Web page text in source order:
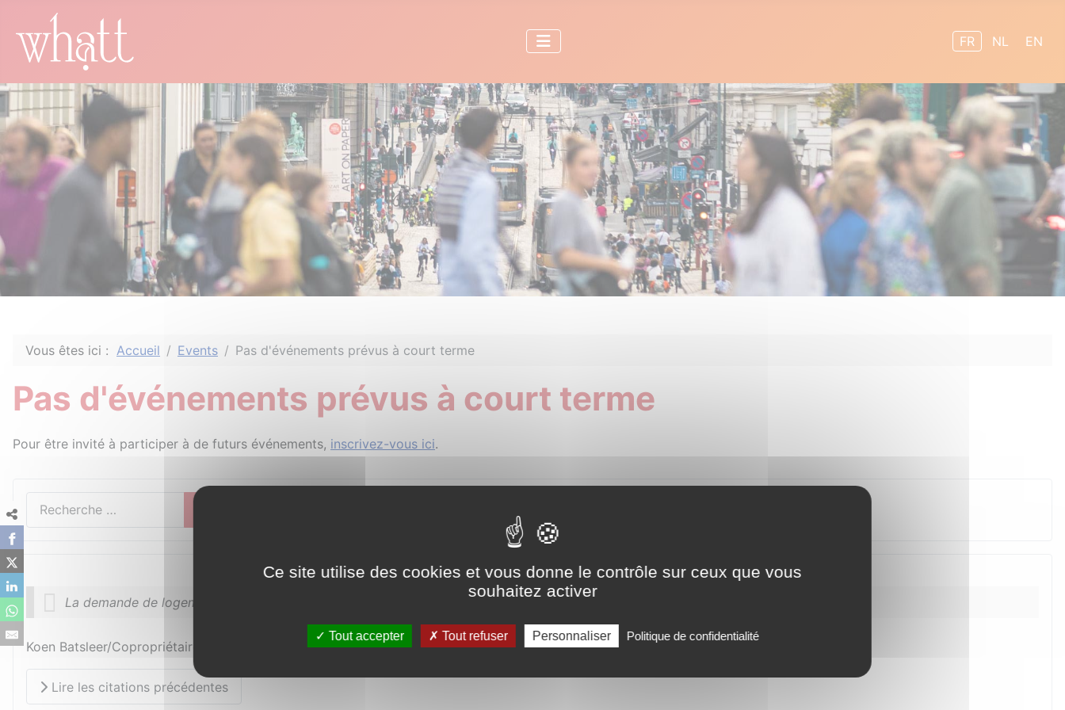
FR
NL EN
Vous êtes ici : Accueil Events Pas d'événements prévus à court terme
Pas d'événements prévus à court terme
Pour être invité à participer à de futurs événements, inscrivez-vous ici.
La demande de logements de qualité à prix abordable est là ; il ne reste plus qu'à créer l'offre
Koen Batsleer/Copropriétaire de Officenter - 23/7/2021
Lire les citations précédentes
Ce site utilise des cookies et vous donne le contrôle sur ceux que vous
souhaitez activer
Tout accepter Tout refuser Personnaliser Politique de confidentialité